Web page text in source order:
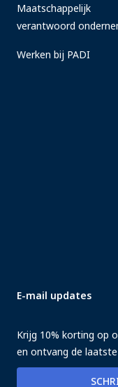
Maatschappelijk
verantwoord
Werken bij PADI
E-mail updates
Krijg 10% korting op
en ontvang de